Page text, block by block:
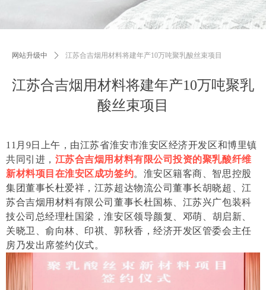
江苏合吉烟用材料将建年产10万吨聚乳
酸丝束项目
11月9日上午，由江苏省淮安市淮安区经济开发区和博里镇
共同引进， 江苏合吉烟用材料有限公司投资的聚乳酸纤维
新材料项目在淮安区成功签约。淮安区籍客商、智思控股
集团董事长杜爱祥，江苏超达物流公司董事长胡晓超、江
苏合吉烟用材料有限公司董事长杜国栋、江苏兴广包装科
技公司总经理杜国梁，淮安区领导颜复、邓萌、胡启新、
关晓卫、俞向林、印祺、郭秋香，经济开发区管委会主任
房乃发出席签约仪式。
网站升级中 ꄲ 江苏合吉烟用材料将建年产10万吨聚乳酸丝束项目